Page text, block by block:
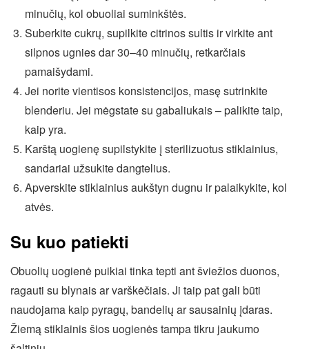
minučių, kol obuoliai suminkštės.
Suberkite cukrų, supilkite citrinos sultis ir virkite ant
silpnos ugnies dar 30–40 minučių, retkarčiais
pamaišydami.
Jei norite vientisos konsistencijos, masę sutrinkite
blenderiu. Jei mėgstate su gabaliukais – palikite taip,
kaip yra.
Karštą uogienę supilstykite į sterilizuotus stiklainius,
sandariai užsukite dangtelius.
Apverskite stiklainius aukštyn dugnu ir palaikykite, kol
atvės.
Su kuo patiekti
Obuolių uogienė puikiai tinka tepti ant šviežios duonos,
ragauti su blynais ar varškėčiais. Ji taip pat gali būti
naudojama kaip pyragų, bandelių ar sausainių įdaras.
Žiemą stiklainis šios uogienės tampa tikru jaukumo